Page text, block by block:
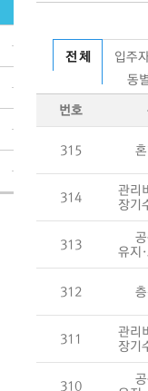
전 체
입주
동
번호
315
314
관리
장기
313
유지
312
311
관리
장기
310